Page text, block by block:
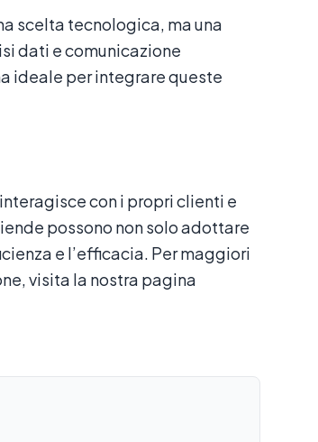
scelta tecnologica, ma una
dati e comunicazione
ideale per integrare queste
con i propri clienti e
possono non solo adottare
e l’efficacia. Per maggiori
visita la nostra pagina